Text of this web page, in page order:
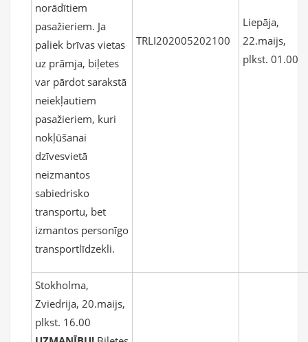
norādītiem
pasažieriem. Ja
paliek brīvas vietas
uz prāmja, biļetes
var pārdot sarakstā
neiekļautiem
pasažieriem, kuri
nokļūšanai
dzīvesvietā
neizmantos
sabiedrisko
transportu, bet
izmantos personīgo
transportlīdzekli.
TRLI202005202100
Liepāja,
22.maijs,
plkst. 01.00
Stokholma,
Zviedrija, 20.maijs,
plkst. 16.00